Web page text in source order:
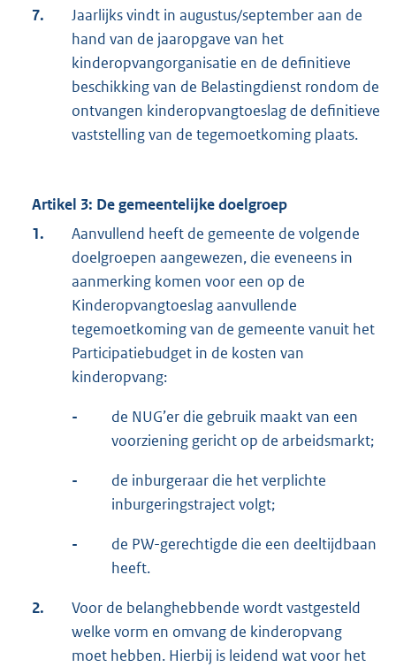
7.
Jaarlijks vindt in augustus/september aan de
hand van de jaaropgave van het
kinderopvangorganisatie en de definitieve
beschikking van de Belastingdienst rondom de
ontvangen kinderopvangtoeslag de definitieve
vaststelling van de tegemoetkoming plaats.
Artikel 3: De gemeentelijke doelgroep
1.
Aanvullend heeft de gemeente de volgende
doelgroepen aangewezen, die eveneens in
aanmerking komen voor een op de
Kinderopvangtoeslag aanvullende
tegemoetkoming van de gemeente vanuit het
Participatiebudget in de kosten van
kinderopvang:
-
de NUG’er die gebruik maakt van een
voorziening gericht op de arbeidsmarkt;
-
de inburgeraar die het verplichte
inburgeringstraject volgt;
-
de PW-gerechtigde die een deeltijdbaan
heeft.
2.
Voor de belanghebbende wordt vastgesteld
welke vorm en omvang de kinderopvang
moet hebben. Hierbij is leidend wat voor het